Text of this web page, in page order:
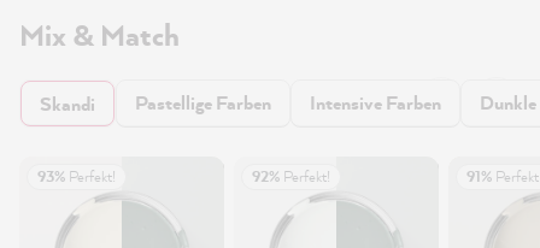
Mix & Match
Skandi Pastellige Farben Intensive Farben
93% Perfekt! 92% Perfekt! 91%